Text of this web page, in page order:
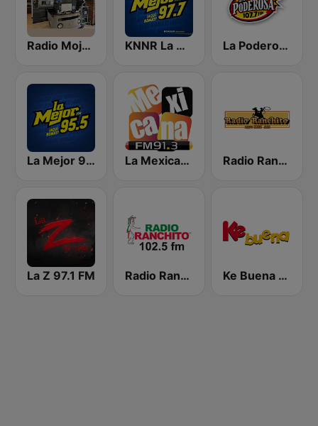
Radio Mojarra KNNR La Mejor 97.7 FM La Poderosa Aguascalientes
La Mejor 95.5 FM La Mexicana 91.3 FM Radio Ranchito 1370 AM
La Z 97.1 FM Radio Ranchito Ke Buena 92.9 FM